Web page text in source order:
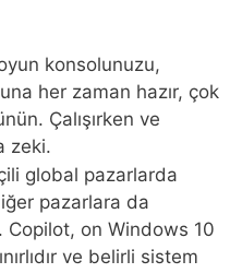
konsolunuzu,
her zaman hazır, çok
Çalışırken ve
zeki.
global pazarlarda
pazarlara da
Copilot, on Windows 10
ve belirli sistem